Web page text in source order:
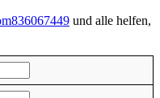
und alle helfen,